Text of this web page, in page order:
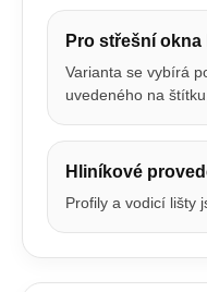
Pro střešní okna
Varianta se vybírá
uvedeného na štítku.
Hliníkové
Profily a vodicí lišty